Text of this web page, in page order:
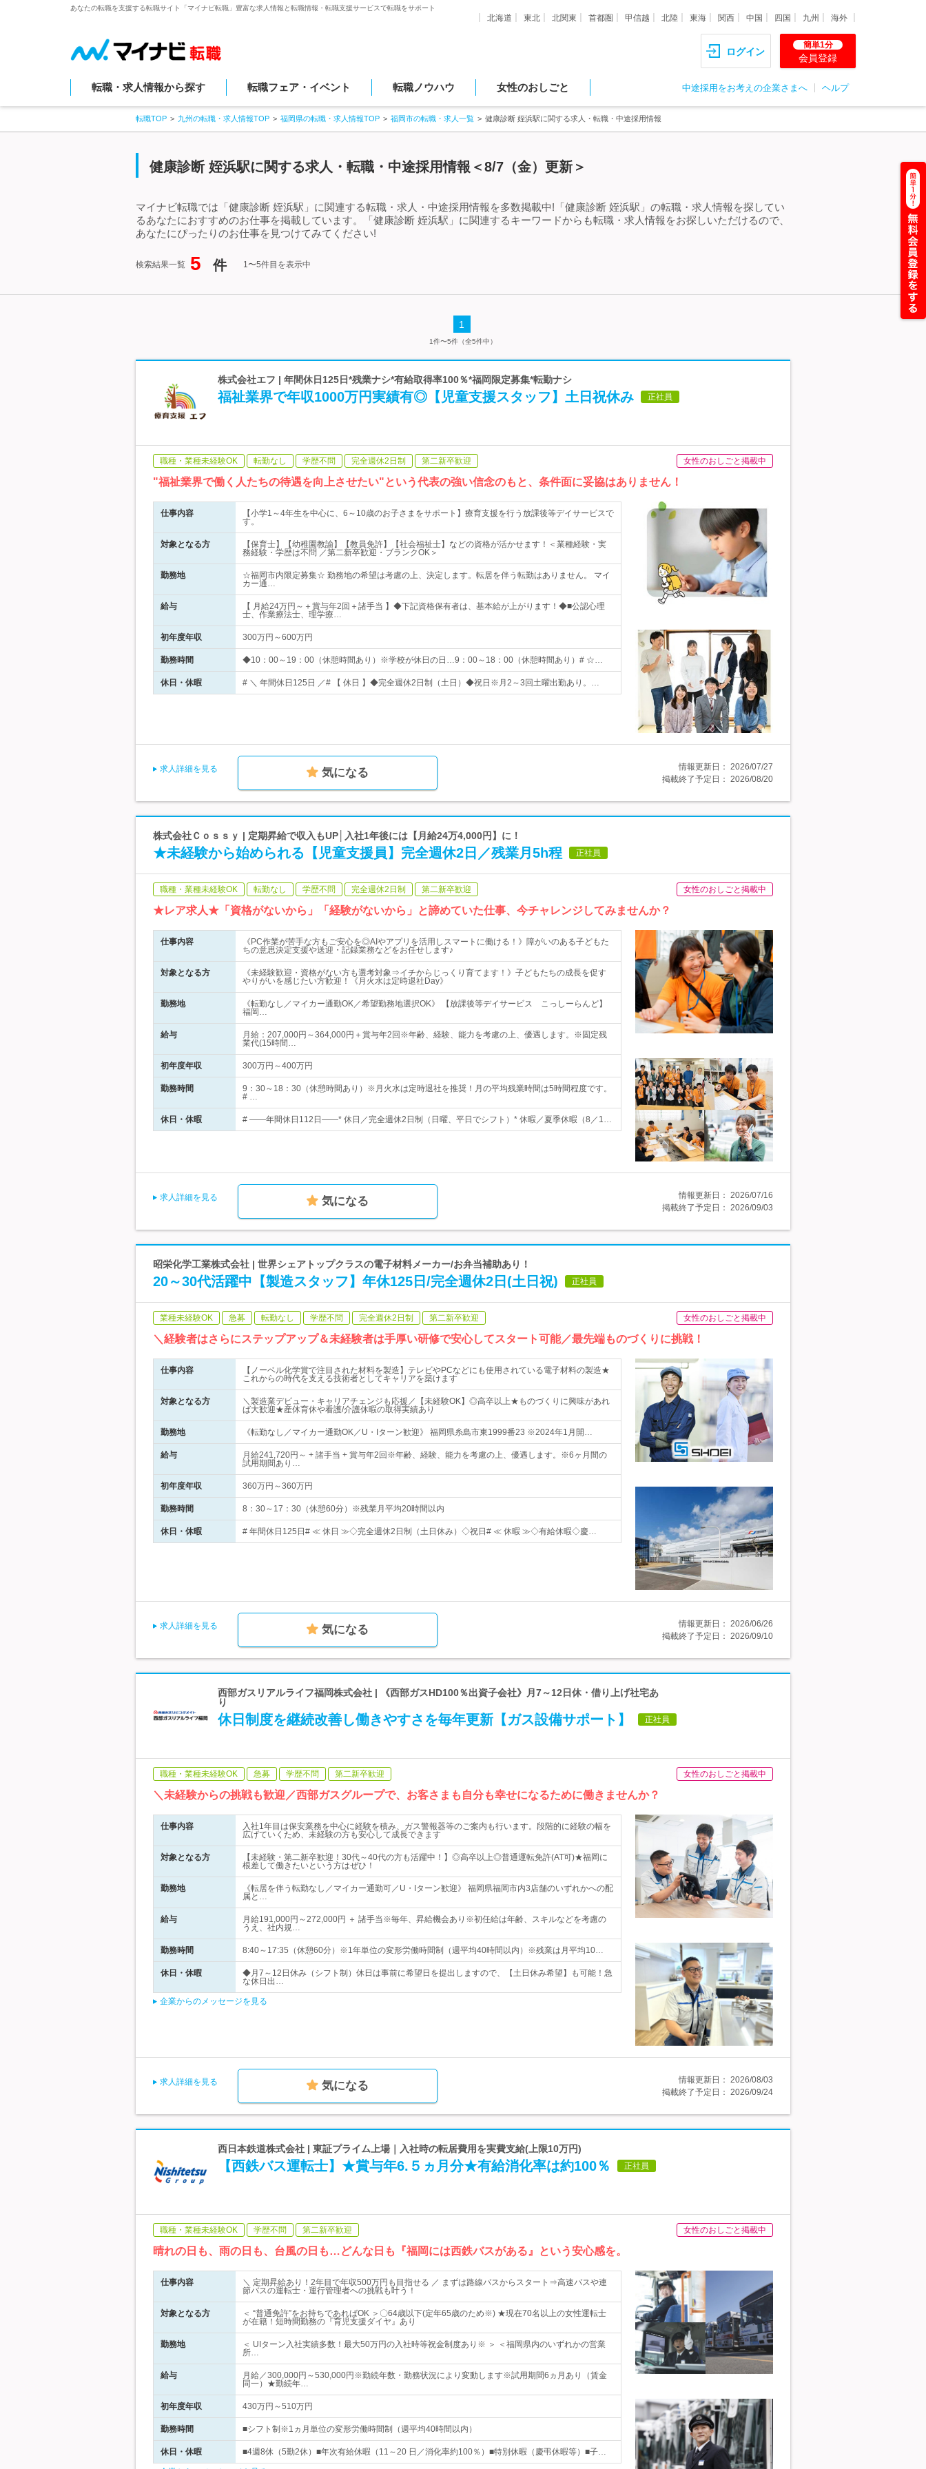
あなたの転職を支援する転職サイト「マイナビ転職」豊富な求人情報と転職情報・転職支援サービスで転職をサポート
北海道 東北 北関東 首都圏 甲信越 北陸 東海 関西 中国 四国 九州 海外
ログイン
簡単1分
会員登録
転職・求人情報から探す 転職フェア・イベント 転職ノウハウ 女性のおしごと 中途採用をお考えの企業さまへ ヘルプ
転職TOP 九州の転職・求人情報TOP 福岡県の転職・求人情報TOP 福岡市の転職・求人一覧 健康診断 姪浜駅に関する求人・転職・中途採用情報
健康診断 姪浜駅に関する求人・転職・中途採用情報＜8/7（金）更新＞
マイナビ転職では「健康診断 姪浜駅」に関連する転職・求人・中途採用情報を多数掲載中!「健康診断 姪浜駅」の転職・求人情報を探してい
るあなたにおすすめのお仕事を掲載しています。「健康診断 姪浜駅」に関連するキーワードからも転職・求人情報をお探しいただけるので、
あなたにぴったりのお仕事を見つけてみてください!
検索結果一覧 5 件 1〜5件目を表示中
1
1件〜5件（全5件中）
株式会社エフ | 年間休日125日*残業ナシ*有給取得率100％*福岡限定募集*転勤ナシ
福祉業界で年収1000万円実績有◎【児童支援スタッフ】土日祝休み 正社員
職種・業種未経験OK 転勤なし 学歴不問 完全週休2日制 第二新卒歓迎 女性のおしごと掲載中
"福祉業界で働く人たちの待遇を向上させたい"という代表の強い信念のもと、条件面に妥協はありません！
仕事内容
【小学1～4年生を中心に、6～10歳のお子さまをサポート】療育支援を行う放課後等デイサービスで
す。
対象となる方
【保育士】【幼稚園教諭】【教員免許】【社会福祉士】などの資格が活かせます！＜業種経験・実
務経験・学歴は不問 ／第二新卒歓迎・ブランクOK＞
勤務地
☆福岡市内限定募集☆ 勤務地の希望は考慮の上、決定します。転居を伴う転勤はありません。 マイ
カー通…
給与
【 月給24万円～＋賞与年2回＋諸手当 】◆下記資格保有者は、基本給が上がります！◆■公認心理
士、作業療法士、理学療…
初年度年収 300万円～600万円
勤務時間 ◆10：00～19：00（休憩時間あり）※学校が休日の日…9：00～18：00（休憩時間あり）# ☆…
休日・休暇 # ＼ 年間休日125日 ／# 【 休日 】◆完全週休2日制（土日）◆祝日※月2～3回土曜出勤あり。…
求人詳細を見る 気になる 情報更新日： 2026/07/27
掲載終了予定日： 2026/08/20
株式会社Ｃｏｓｓｙ | 定期昇給で収入もUP│入社1年後には【月給24万4,000円】に！
★未経験から始められる【児童支援員】完全週休2日／残業月5h程 正社員
職種・業種未経験OK 転勤なし 学歴不問 完全週休2日制 第二新卒歓迎 女性のおしごと掲載中
★レア求人★「資格がないから」「経験がないから」と諦めていた仕事、今チャレンジしてみませんか？
仕事内容
《PC作業が苦手な方もご安心を◎AIやアプリを活用しスマートに働ける！》障がいのある子どもた
ちの意思決定支援や送迎・記録業務などをお任せします♪
対象となる方
《未経験歓迎・資格がない方も選考対象⇒イチからじっくり育てます！》子どもたちの成長を促す
やりがいを感じたい方歓迎！《月火水は定時退社Day》
勤務地
《転勤なし／マイカー通勤OK／希望勤務地選択OK》 【放課後等デイサービス こっしーらんど】
福岡…
給与
月給：207,000円～364,000円＋賞与年2回※年齢、経験、能力を考慮の上、優遇します。※固定残
業代(15時間…
初年度年収 300万円～400万円
勤務時間
9：30～18：30（休憩時間あり）※月火水は定時退社を推奨！月の平均残業時間は5時間程度です。
# …
休日・休暇 # ――年間休日112日――* 休日／完全週休2日制（日曜、平日でシフト）* 休暇／夏季休暇（8／1…
求人詳細を見る 気になる 情報更新日： 2026/07/16
掲載終了予定日： 2026/09/03
昭栄化学工業株式会社 | 世界シェアトップクラスの電子材料メーカー/お弁当補助あり！
20～30代活躍中【製造スタッフ】年休125日/完全週休2日(土日祝) 正社員
業種未経験OK 急募 転勤なし 学歴不問 完全週休2日制 第二新卒歓迎 女性のおしごと掲載中
＼経験者はさらにステップアップ＆未経験者は手厚い研修で安心してスタート可能／最先端ものづくりに挑戦！
仕事内容
【ノーベル化学賞で注目された材料を製造】テレビやPCなどにも使用されている電子材料の製造★
これからの時代を支える技術者としてキャリアを築けます
対象となる方
＼製造業デビュー・キャリアチェンジも応援／【未経験OK】◎高卒以上★ものづくりに興味があれ
ば大歓迎★産休育休や看護/介護休暇の取得実績あり
勤務地 《転勤なし／マイカー通勤OK／U・Iターン歓迎》 福岡県糸島市東1999番23 ※2024年1月開…
給与
月給241,720円～ + 諸手当 + 賞与年2回※年齢、経験、能力を考慮の上、優遇します。※6ヶ月間の
試用期間あり…
初年度年収 360万円～360万円
勤務時間 8：30～17：30（休憩60分）※残業月平均20時間以内
休日・休暇 # 年間休日125日# ≪ 休日 ≫◇完全週休2日制（土日休み）◇祝日# ≪ 休暇 ≫◇有給休暇◇慶…
求人詳細を見る 気になる 情報更新日： 2026/06/26
掲載終了予定日： 2026/09/10
西部ガスリアルライフ福岡株式会社 | 《西部ガスHD100％出資子会社》月7～12日休・借り上げ社宅あ
り
休日制度を継続改善し働きやすさを毎年更新【ガス設備サポート】 正社員
職種・業種未経験OK 急募 学歴不問 第二新卒歓迎 女性のおしごと掲載中
＼未経験からの挑戦も歓迎／西部ガスグループで、お客さまも自分も幸せになるために働きませんか？
仕事内容
入社1年目は保安業務を中心に経験を積み、ガス警報器等のご案内も行います。段階的に経験の幅を
広げていくため、未経験の方も安心して成長できます
対象となる方
【未経験・第二新卒歓迎！30代～40代の方も活躍中！】◎高卒以上◎普通運転免許(AT可)★福岡に
根差して働きたいという方はぜひ！
勤務地
《転居を伴う転勤なし／マイカー通勤可／U・Iターン歓迎》 福岡県福岡市内3店舗のいずれかへの配
属と…
給与
月給191,000円～272,000円 ＋ 諸手当※毎年、昇給機会あり※初任給は年齢、スキルなどを考慮の
うえ、社内規…
勤務時間 8:40～17:35（休憩60分）※1年単位の変形労働時間制（週平均40時間以内）※残業は月平均10…
休日・休暇
◆月7～12日休み（シフト制）休日は事前に希望日を提出しますので、【土日休み希望】も可能！急
な休日出…
企業からのメッセージを見る
求人詳細を見る 気になる 情報更新日： 2026/08/03
掲載終了予定日： 2026/09/24
西日本鉄道株式会社 | 東証プライム上場｜入社時の転居費用を実費支給(上限10万円)
【西鉄バス運転士】★賞与年6.５ヵ月分★有給消化率は約100％ 正社員
職種・業種未経験OK 学歴不問 第二新卒歓迎 女性のおしごと掲載中
晴れの日も、雨の日も、台風の日も…どんな日も『福岡には西鉄バスがある』という安心感を。
仕事内容
＼ 定期昇給あり！2年目で年収500万円も目指せる ／ まずは路線バスからスタート⇒高速バスや連
節バスの運転士・運行管理者への挑戦も叶う！
対象となる方
＜ “普通免許”をお持ちであればOK ＞〇64歳以下(定年65歳のため※) ★現在70名以上の女性運転士
が在籍！短時間勤務の『育児支援ダイヤ』あり
勤務地
＜ UIターン入社実績多数！最大50万円の入社時等祝金制度あり※ ＞ ＜福岡県内のいずれかの営業
所…
給与
月給／300,000円～530,000円※勤続年数・勤務状況により変動します※試用期間6ヵ月あり（賃金
同一）★勤続年…
初年度年収 430万円～510万円
勤務時間 ■シフト制※1ヵ月単位の変形労働時間制（週平均40時間以内）
休日・休暇 ■4週8休（5勤2休）■年次有給休暇（11～20 日／消化率約100％）■特別休暇（慶弔休暇等）■子…